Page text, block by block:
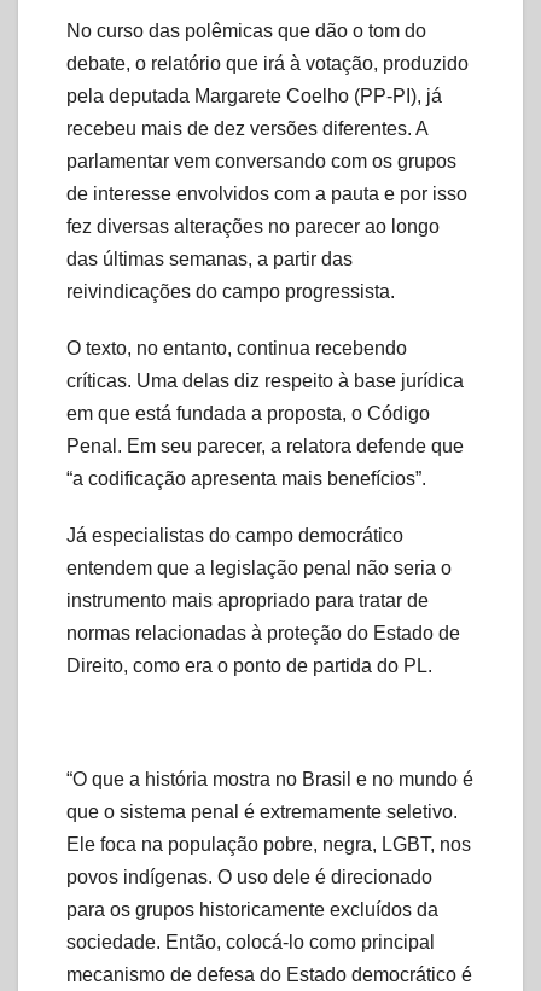
No curso das polêmicas que dão o tom do
debate, o relatório que irá à votação, produzido
pela deputada Margarete Coelho (PP-PI), já
recebeu mais de dez versões diferentes. A
parlamentar vem conversando com os grupos
de interesse envolvidos com a pauta e por isso
fez diversas alterações no parecer ao longo
das últimas semanas, a partir das
reivindicações do campo progressista.
O texto, no entanto, continua recebendo
críticas. Uma delas diz respeito à base jurídica
em que está fundada a proposta, o Código
Penal. Em seu parecer, a relatora defende que
“a codificação apresenta mais benefícios”.
Já especialistas do campo democrático
entendem que a legislação penal não seria o
instrumento mais apropriado para tratar de
normas relacionadas à proteção do Estado de
Direito, como era o ponto de partida do PL.
“O que a história mostra no Brasil e no mundo é
que o sistema penal é extremamente seletivo.
Ele foca na população pobre, negra, LGBT, nos
povos indígenas. O uso dele é direcionado
para os grupos historicamente excluídos da
sociedade. Então, colocá-lo como principal
mecanismo de defesa do Estado democrático é